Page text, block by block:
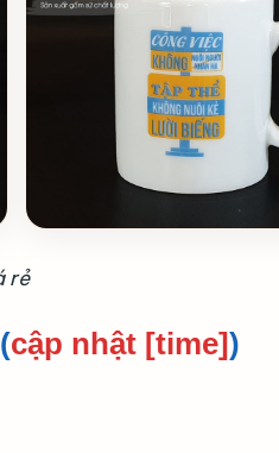
rẻ
cập nhật [time])